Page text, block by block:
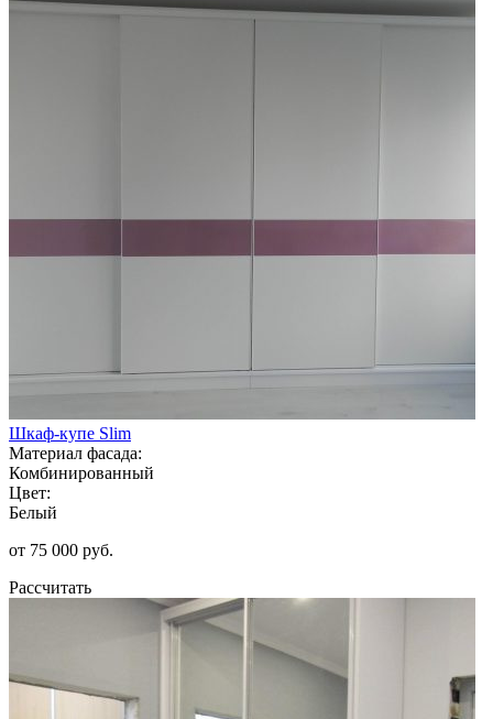
Шкаф-купе Slim
Материал фасада:
Комбинированный
Цвет:
Белый
от 75 000 руб.
Рассчитать